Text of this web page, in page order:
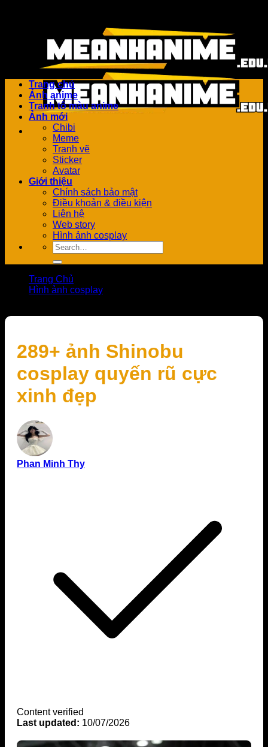
Trang chủ
Ảnh anime
Tranh tô màu anime
Ảnh mới
Chibi
Meme
Tranh vẽ
Sticker
Avatar
Giới thiệu
Chính sách bảo mật
Điều khoản & điều kiện
Liên hệ
Web story
Hình ảnh cosplay
Trang Chủ
Hình ảnh cosplay
289+ ảnh Shinobu
cosplay quyến rũ cực
xinh đẹp
Phan Minh Thy
Content verified
Last updated: 10/07/2026